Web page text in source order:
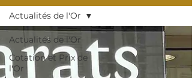
Actualités de l'Or
Cotation et Prix de
l'Or
Actualités de l'Or